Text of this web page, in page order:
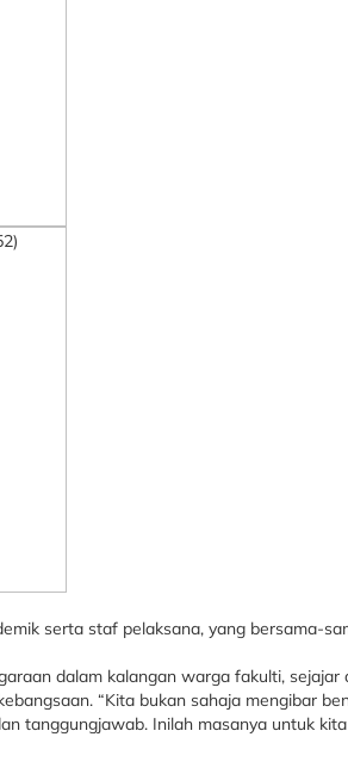
serta staf pelaksana, yang bersama-
dalam kalangan warga fakulti, sejajar
“Kita bukan sahaja mengibar
tanggungjawab. Inilah masanya untuk kita